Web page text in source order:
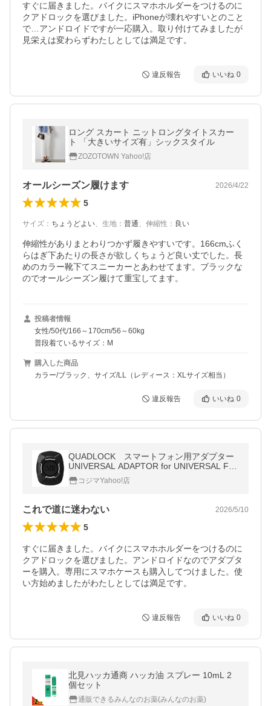
すぐに届きました。バイクにスマホホルダーをつけるのに
クアドロックを選びました。iPhoneが壊れやすいとのこと
で…アンドロイドですが一応購入。取り付けてみましたが
見栄えは変わらずわたしとしては満足です。
違反報告 いいね 0
ロング スカート ニットロングタイトスカー
ト 「大きいサイズ有」シックスタイル
ZOZOTOWN Yahoo!店
オールシーズン履けます 2026/4/22
5
サイズ ： ちょうどよい、 生地 ： 普通、 伸縮性 ： 良い
伸縮性がありまとわりつかず履きやすいです。166cmふく
らはぎ下あたりの長さが欲しくちょうど良い丈でした。長
めのカラー靴下てスニーカーとあわせてます。ブラックな
のでオールシーズン履けて重宝してます。
投稿者情報
女性/50代/166～170cm/56～60kg
普段着ているサイズ：M
購入した商品
カラー/ブラック、サイズ/LL（レディース：XLサイズ相当）
違反報告 いいね 0
QUADLOCK スマートフォン用アダプター
UNIVERSAL ADAPTOR for UNIVERSAL FIT
V2 QLA_UNI_3
コジマYahoo!店
これで道に迷わない 2026/5/10
5
すぐに届きました。バイクにスマホホルダーをつけるのに
クアドロックを選びました。アンドロイドなのでアダプタ
ーを購入。専用にスマホケースも購入してつけました。使
い方始めましたがわたしとしては満足です。
違反報告 いいね 0
北見ハッカ通商 ハッカ油 スプレー 10mL 2
個セット
通販できるみんなのお薬(みんなのお薬)